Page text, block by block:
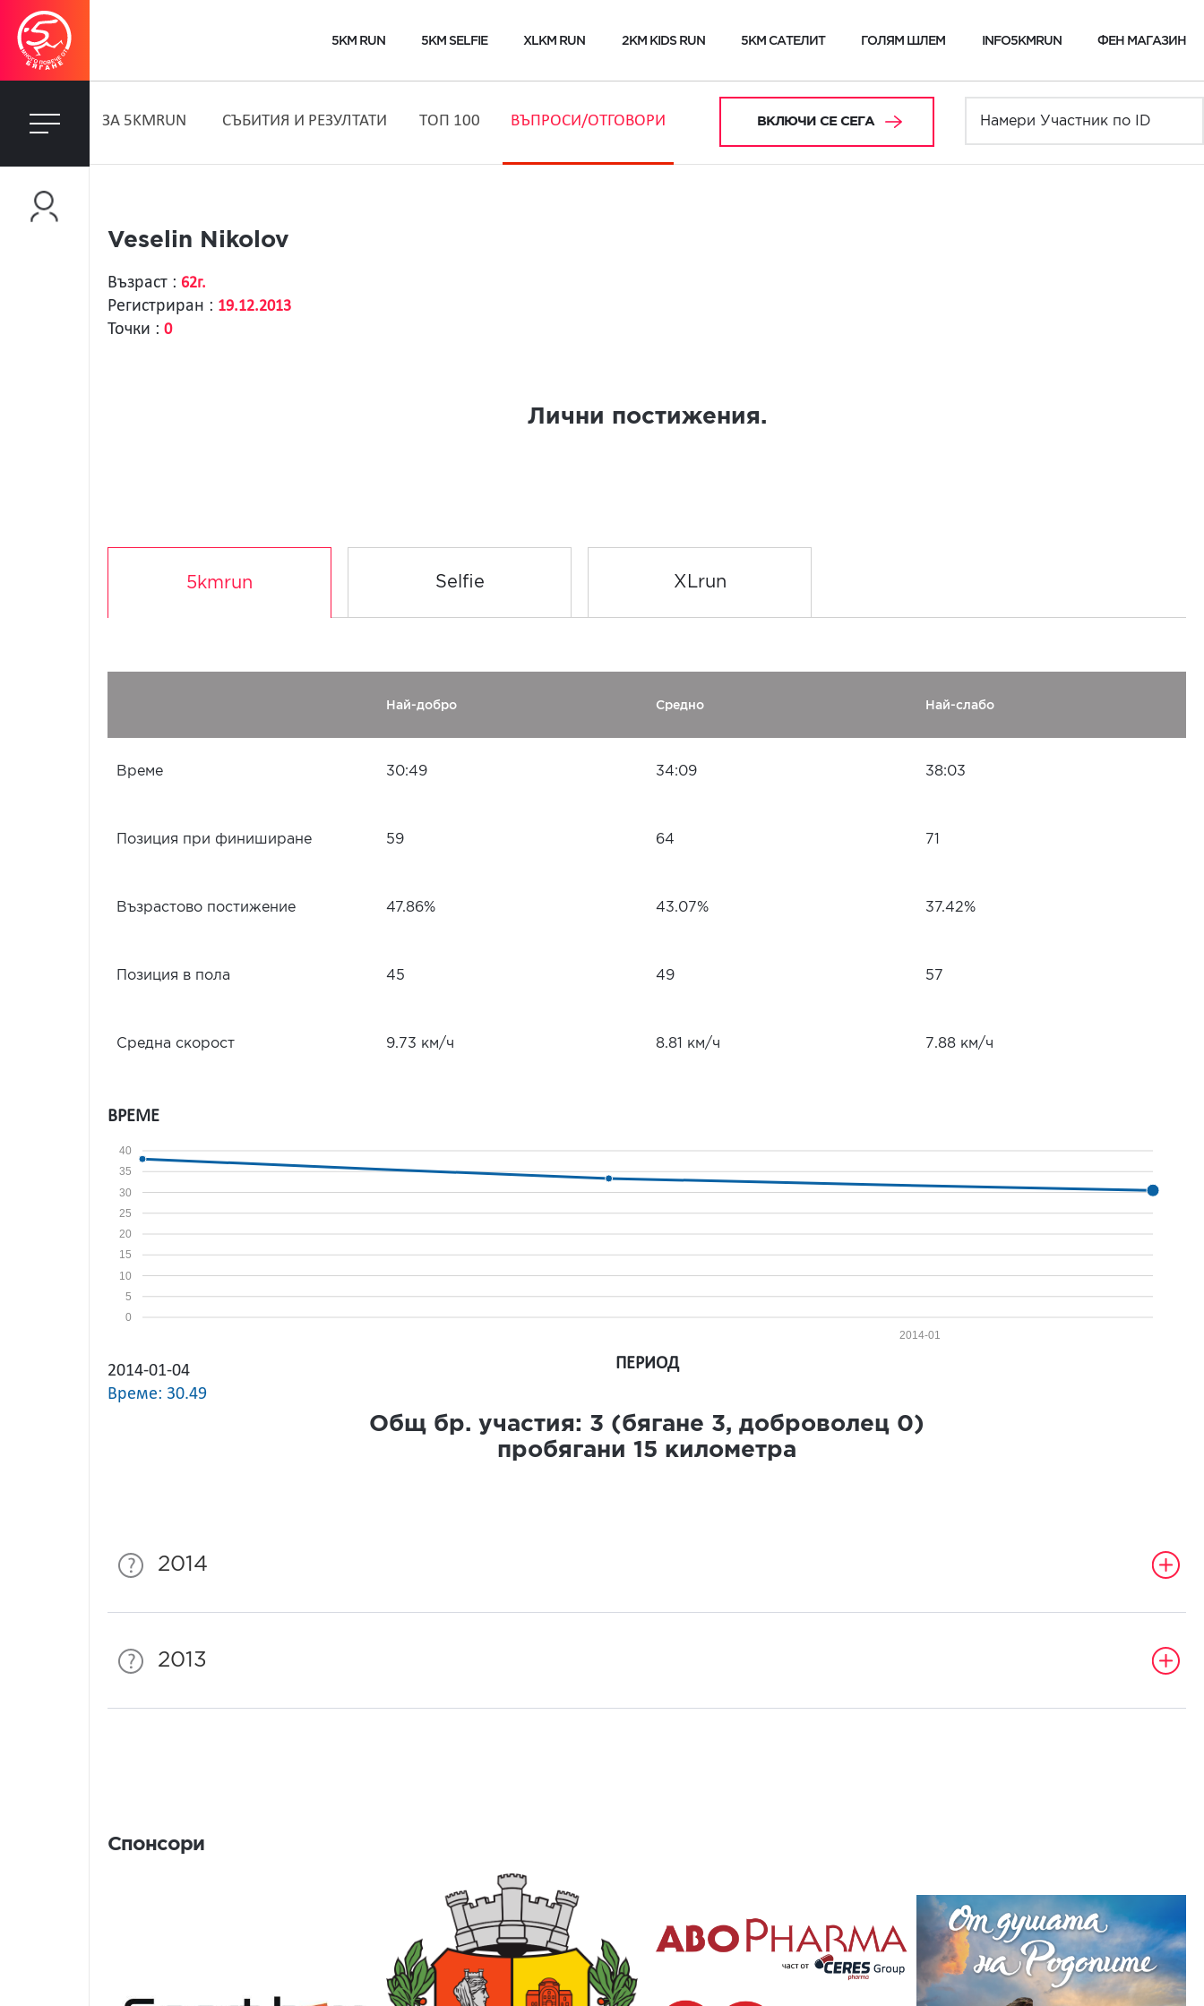
5KM RUN 5KM SELFIE XLKM RUN 2KM KIDS RUN 5KM САТЕЛИТ ГОЛЯМ ШЛЕМ INFO5KMRUN ФЕН МАГАЗИН
ЗA 5KMRUN СЪБИТИЯ И РЕЗУЛТАТИ ТОП 100 ВЪПРОСИ/ОТГОВОРИ ВКЛЮЧИ СЕ СЕГА
Veselin Nikolov
Възраст : 62г.
Регистриран : 19.12.2013
Точки : 0
Лични постижения.
5kmrun Selfie XLrun
Най-добро Средно Най-слабо
Време 30:49 34:09 38:03
Позиция при финиширане 59 64 71
Възрастово постижение 47.86% 43.07% 37.42%
Позиция в пола 45 49 57
Средна скорост 9.73 км/ч 8.81 км/ч 7.88 км/ч
ВРЕМЕ
0
5
10
15
20
25
30
35
40
2014-01
2014-01-04
Време: 30.49
ПЕРИОД
Общ бр. участия: 3 (бягане 3, доброволец 0)
пробягани 15 километра
2014
2013
Спонсори